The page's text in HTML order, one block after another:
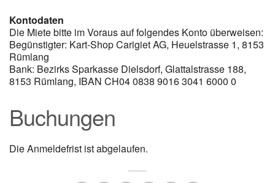
Kontodaten
Die Miete bitte im Voraus auf folgendes Konto überweisen:
Begünstigter: Kart-Shop Carigiet AG, Heuelstrasse 1, 8153
Rümlang
Bank: Bezirks Sparkasse Dielsdorf, Glattalstrasse 188,
8153 Rümlang, IBAN CH04 0838 9016 3041 6000 0
Buchungen
Die Anmeldefrist ist abgelaufen.